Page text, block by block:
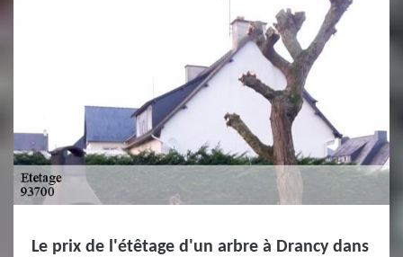
Le prix de l'étêtage d'un arbre à Drancy dans